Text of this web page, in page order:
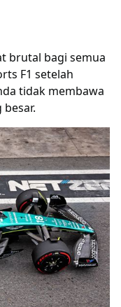
brutal bagi semua
F1 setelah
tidak membawa